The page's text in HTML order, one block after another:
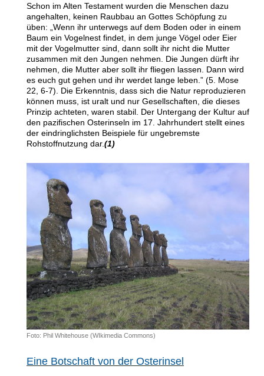
Schon im Alten Testament wurden die Menschen dazu
angehalten, keinen Raubbau an Gottes Schöpfung zu
üben:
Wenn ihr unterwegs auf dem Boden oder in einem
Baum ein Vogelnest findet, in dem junge Vögel oder Eier
mit der Vogelmutter sind, dann sollt ihr nicht die Mutter
zusammen mit den Jungen nehmen. Die Jungen dürft ihr
nehmen, die Mutter aber sollt ihr fliegen lassen. Dann wird
es euch gut gehen und ihr werdet lange leben.” (5. Mose
22, 6-7). Die Erkenntnis, dass sich die Natur reproduzieren
können muss, ist uralt und nur Gesellschaften, die dieses
Prinzip achteten, waren stabil. Der Untergang der Kultur auf
den pazifischen Osterinseln im 17. Jahrhundert stellt eines
der eindringlichsten Beispiele für ungebremste
Rohstoffnutzung dar.(1)
Foto: Phil Whitehouse (WIkimedia Commons)
Eine Botschaft von der Osterinsel